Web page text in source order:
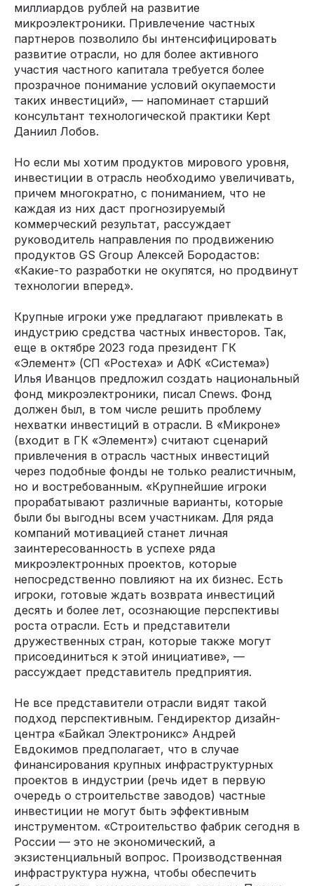
миллиардов рублей на развитие
микроэлектроники. Привлечение частных
партнеров позволило бы интенсифицировать
развитие отрасли, но для более активного
участия частного капитала требуется более
прозрачное понимание условий окупаемости
таких инвестиций», — напоминает старший
консультант технологической практики Kept
Даниил Лобов.
Но если мы хотим продуктов мирового уровня,
инвестиции в отрасль необходимо увеличивать,
причем многократно, с пониманием, что не
каждая из них даст прогнозируемый
коммерческий результат, рассуждает
руководитель направления по продвижению
продуктов GS Group Алексей Бородастов:
«Какие-то разработки не окупятся, но продвинут
технологии вперед».
Крупные игроки уже предлагают привлекать в
индустрию средства частных инвесторов. Так,
еще в октябре 2023 года президент ГК
«Элемент» (СП «Ростеха» и АФК «Система»)
Илья Иванцов предложил создать национальный
фонд микроэлектроники, писал Cnews. Фонд
должен был, в том числе решить проблему
нехватки инвестиций в отрасли. В «Микроне»
(входит в ГК «Элемент») считают сценарий
привлечения в отрасль частных инвестиций
через подобные фонды не только реалистичным,
но и востребованным. «Крупнейшие игроки
прорабатывают различные варианты, которые
были бы выгодны всем участникам. Для ряда
компаний мотивацией станет личная
заинтересованность в успехе ряда
микроэлектронных проектов, которые
непосредственно повлияют на их бизнес. Есть
игроки, готовые ждать возврата инвестиций
десять и более лет, осознающие перспективы
роста отрасли. Есть и представители
дружественных стран, которые также могут
присоединиться к этой инициативе», —
рассуждает представитель предприятия.
Не все представители отрасли видят такой
подход перспективным. Гендиректор дизайн-
центра «Байкал Электроникс» Андрей
Евдокимов предполагает, что в случае
финансирования крупных инфраструктурных
проектов в индустрии (речь идет в первую
очередь о строительстве заводов) частные
инвестиции не могут быть эффективным
инструментом. «Строительство фабрик сегодня в
России — это не экономический, а
экзистенциальный вопрос. Производственная
инфраструктура нужна, чтобы обеспечить